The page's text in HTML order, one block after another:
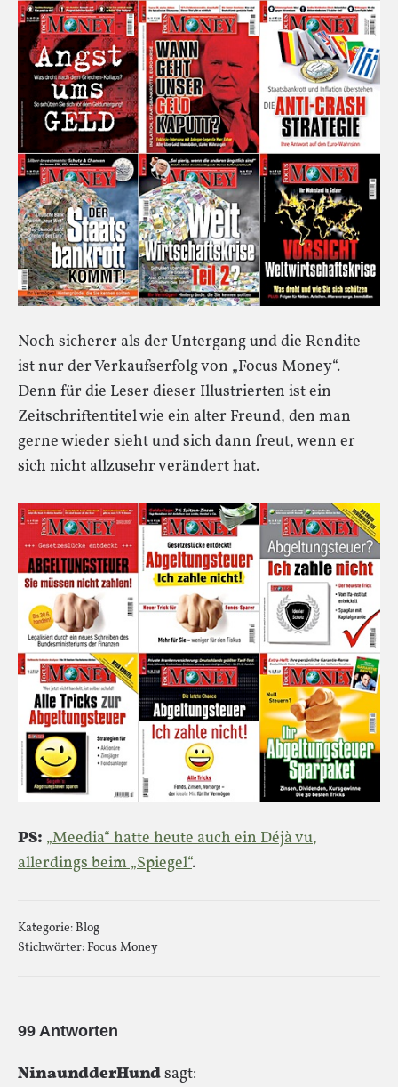
Noch sicherer als der Untergang und die Rendite
ist nur der Verkaufserfolg von „Focus Money“.
Denn für die Leser dieser Illustrierten ist ein
Zeitschriftentitel wie ein alter Freund, den man
gerne wieder sieht und sich dann freut, wenn er
sich nicht allzusehr verändert hat.
PS: „Meedia“ hatte heute auch ein Déjà vu,
allerdings beim „Spiegel“.
Kategorie:Blog
Stichwörter:Focus Money
99 Antworten
NinaundderHundsagt: